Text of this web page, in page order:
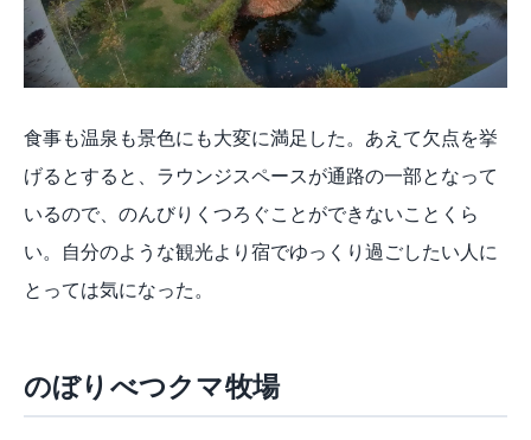
食事も温泉も景色にも大変に満足した。あえて欠点を挙
げるとすると、ラウンジスペースが通路の一部となって
いるので、のんびりくつろぐことができないことくら
い。自分のような観光より宿でゆっくり過ごしたい人に
とっては気になった。
のぼりべつクマ牧場